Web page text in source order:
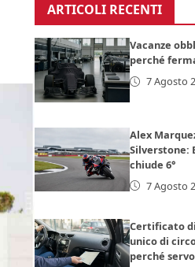
ARTICOLI RECENTI
Vacanze
perché
7 Agosto
Alex
Silverstone:
chiude 6°
7 Agosto
Certificato
unico di
perché